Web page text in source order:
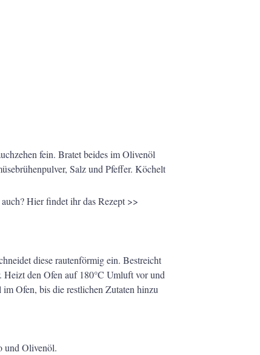
fein. Bratet beides im Olivenöl
Salz und Pfeffer. Köchelt
Hier findet ihr das Rezept >>
diese rautenförmig ein. Bestreicht
Heizt den Ofen auf 180°C Umluft vor und
Ofen, bis die restlichen Zutaten hinzu
und Olivenöl.